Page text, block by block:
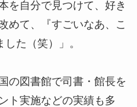
を自分で見つけて、好き
めて、『すごいなあ、こ
た（笑）」。
の図書館で司書・館長を
ト実施などの実績も多